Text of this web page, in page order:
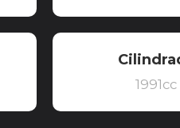
1991cc